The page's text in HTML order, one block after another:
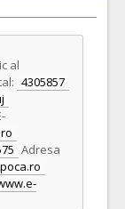
al
4305857
Adresa